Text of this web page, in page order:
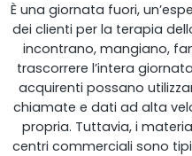
Operatore
È una giornata fuori,
dei clienti per la terapia
incontrano, mangiano,
trascorrere l’intera
acquirenti possano
chiamate e dati ad alta
propria. Tuttavia, i
centri commerciali sono